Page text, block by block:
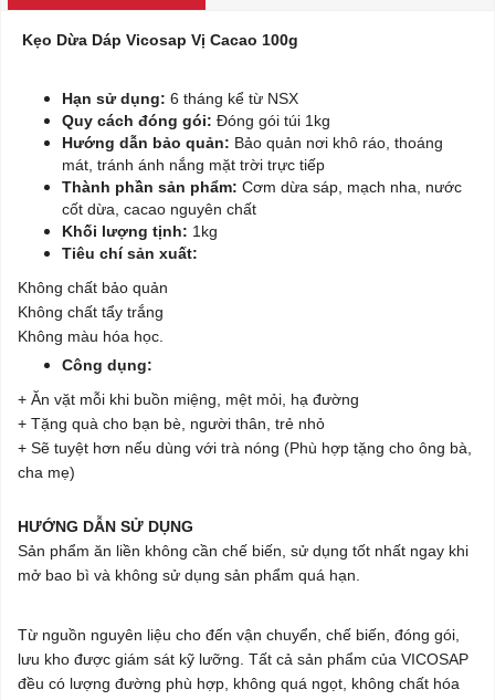
Kẹo Dừa Dáp Vicosap Vị Cacao 100g
Hạn sử dụng: 6 tháng kể từ NSX
Quy cách đóng gói: Đóng gói túi 1kg
Hướng dẫn bảo quản: Bảo quản nơi khô ráo, thoáng
mát, tránh ánh nắng mặt trời trực tiếp
Thành phần sản phẩm: Cơm dừa sáp, mạch nha, nước
cốt dừa, cacao nguyên chất
Khối lượng tịnh: 1kg
Tiêu chí sản xuất:
Không chất bảo quản
Không chất tẩy trắng
Không màu hóa học.
Công dụng:
+ Ăn vặt mỗi khi buồn miệng, mệt mỏi, hạ đường
+ Tặng quà cho bạn bè, người thân, trẻ nhỏ
+ Sẽ tuyệt hơn nếu dùng với trà nóng (Phù hợp tặng cho ông bà,
cha mẹ)
HƯỚNG DẪN SỬ DỤNG
Sản phẩm ăn liền không cần chế biến, sử dụng tốt nhất ngay khi
mở bao bì và không sử dụng sản phẩm quá hạn.
Từ nguồn nguyên liệu cho đến vận chuyển, chế biến, đóng gói,
lưu kho được giám sát kỹ lưỡng. Tất cả sản phẩm của VICOSAP
đều có lượng đường phù hợp, không quá ngọt, không chất hóa